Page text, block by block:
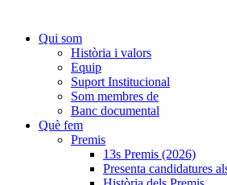
Qui som
Història i valors
Equip
Suport Institucional
Som membres de
Banc documental
Què fem
Premis
13s Premis (2026)
Presenta candidatures